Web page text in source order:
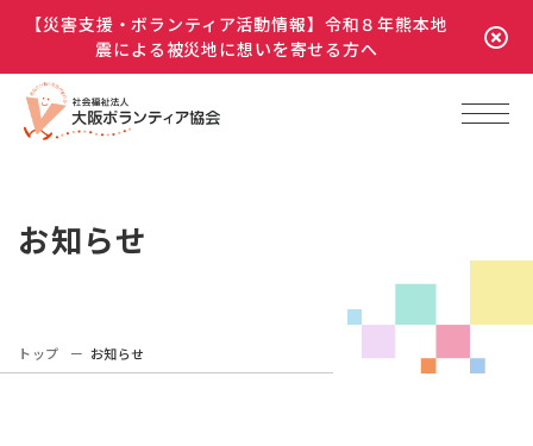
【災害支援・ボランティア活動情報】令和８年熊本地
震による被災地に想いを寄せる方へ
お知らせ
トップ お知らせ